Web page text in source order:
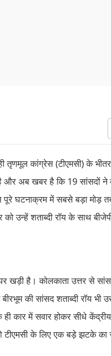
ही तृणमूल कांग्रेस (टीएमसी)
है और अब खबर है कि 19 सांसदों
घटनाक्रम में सबसे बड़ा मोड़
को उन्हें शताब्दी रॉय के साथ
खड़ी है। कोलकाता उत्तर से
की सांसद शताब्दी रॉय भी
ही कार में सवार होकर सीधे
टीएमसी के लिए एक बड़े झटके